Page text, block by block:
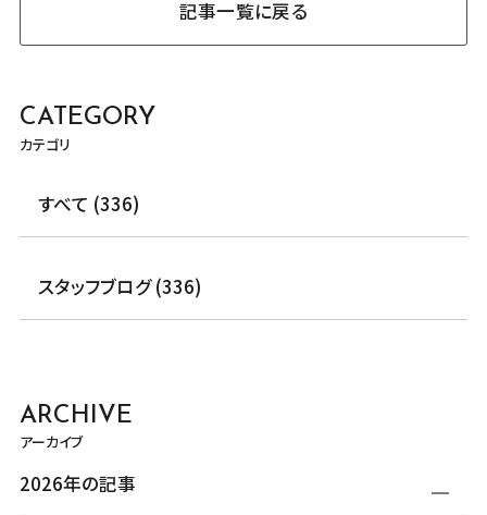
記事一覧に戻る
CATEGORY
カテゴリ
すべて (336)
スタッフブログ (336)
ARCHIVE
アーカイブ
2026年の記事